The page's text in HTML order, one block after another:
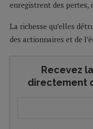
enregistrent des pertes,
La richesse qu’elles
des actionnaires et de
Recevez
directement